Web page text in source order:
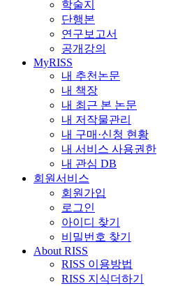
학술지
단행본
연구보고서
공개강의
MyRISS
내 추천논문
내 책장
내 최근 본 논문
내 저작물관리
내 구매·신청 현황
내 서비스 사용권한
내 관심 DB
회원서비스
회원가입
로그인
아이디 찾기
비밀번호 찾기
About RISS
RISS 이용방법
RISS 지식더하기